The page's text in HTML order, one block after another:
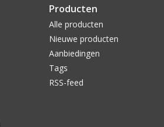
Producten
Alle producten
Nieuwe producten
Aanbiedingen
Tags
RSS-feed